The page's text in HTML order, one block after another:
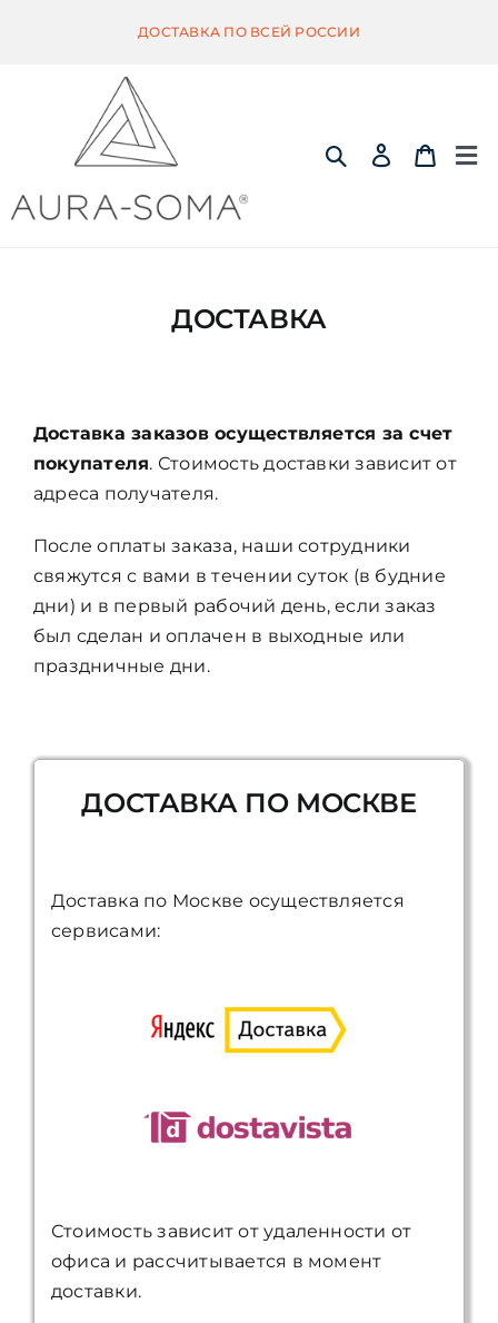
ДОСТАВКА ПО ВСЕЙ РОССИИ
КВИНТЭССЕНЦИЯ
ЦВЕТОВАЯ ЭССЕНЦИЯ
АРХАНГЕЛОИД
КОСМЕТИКА
УСЛУГИ
ДОСТАВКА
Доставка заказов осуществляется за счет
покупателя. Стоимость доставки зависит от
адреса получателя.
После оплаты заказа, наши сотрудники
свяжутся с вами в течении суток (в будние
дни) и в первый рабочий день, если заказ
был сделан и оплачен в выходные или
праздничные дни.
ДОСТАВКА ПО МОСКВЕ
Доставка по Москве осуществляется
сервисами:
Стоимость зависит от удаленности от
офиса и рассчитывается в момент
доставки.